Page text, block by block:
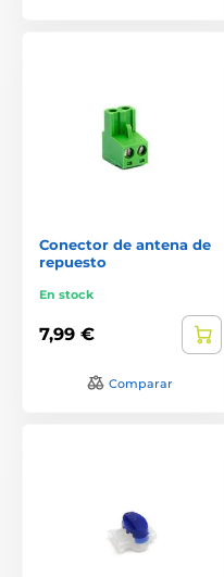
Conector de antena de
repuesto
En stock
7,99 €
Comparar